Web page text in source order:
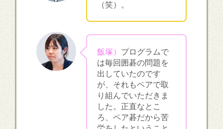
（笑）。
飯塚） プログラムで
は毎回囲碁の問題を
出していたのです
が、それもペアで取
り組んでいただきま
した。正直なとこ
ろ、ペア碁だから苦